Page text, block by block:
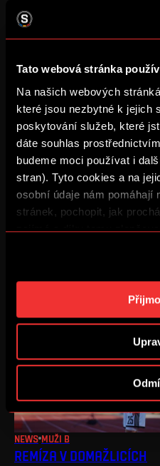
Tato webová stránka
Na našich webových
které jsou nezbytné k jejich
poskytování služeb, které
dáte souhlas
budeme moci používat i
stran). Tyto cookies a na
osobní údaje nám pomáhají
stránek, pochopit, jak
zajímá a díky tomu
reklamu na základě Vašich
cookies a účely zpracování
„Podrobném nastavení“.
kdykoliv změnit. Jak
RODRIGUEZ
CUESTA
Brankář
#7
ENES
OSMANI
MUŽI B
NEWS MUŽI B
REMÍZA V DOMAŽLICÍCH